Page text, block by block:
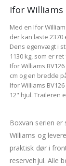
Ifor Williams
Med en Ifor
der kan laste 2370
Dens egenvægt i
1130 kg, som er
Ifor Williams
cm og en bredde
Ifor Williams
12" hjul. Traileren
Boxvan serien
Williams og
praktisk dør i
reservehjul. Alle